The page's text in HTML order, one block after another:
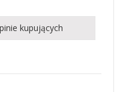
kupujących